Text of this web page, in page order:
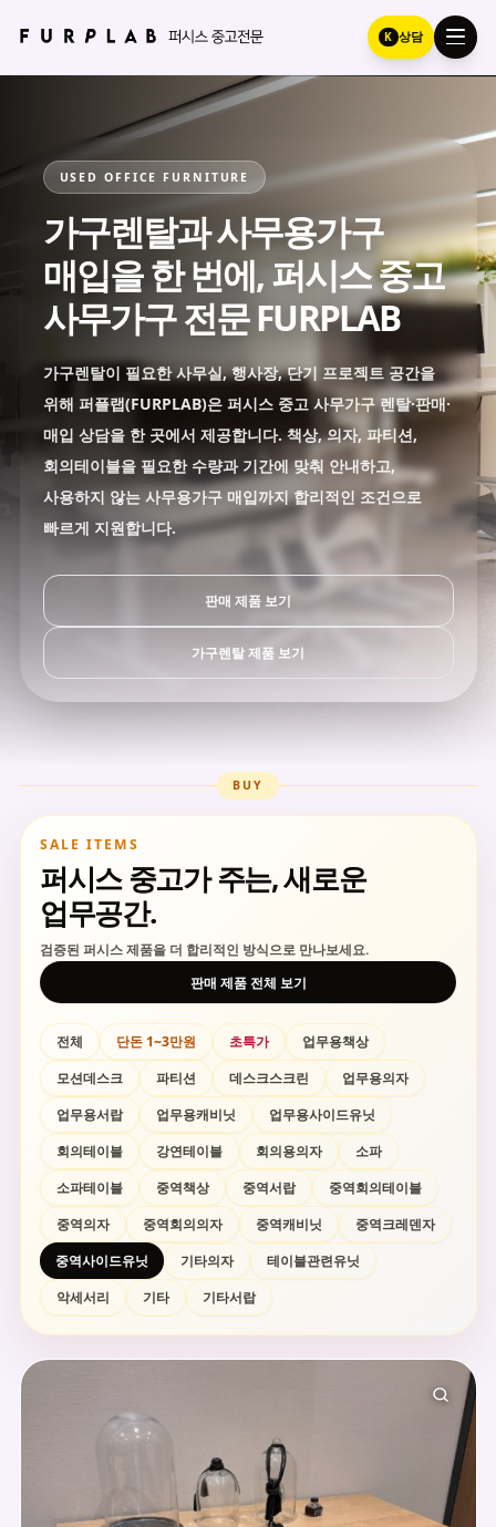
K 상담
USED OFFICE FURNITURE
가구렌탈과 사무용가구
매입을 한 번에, 퍼시스 중고
사무가구 전문 FURPLAB
가구렌탈이 필요한 사무실, 행사장, 단기 프로젝트 공간을
위해 퍼플랩(FURPLAB)은 퍼시스 중고 사무가구 렌탈·판매·
매입 상담을 한 곳에서 제공합니다. 책상, 의자, 파티션,
회의테이블을 필요한 수량과 기간에 맞춰 안내하고,
사용하지 않는 사무용가구 매입까지 합리적인 조건으로
빠르게 지원합니다.
판매 제품 보기
가구렌탈 제품 보기
BUY
SALE ITEMS
퍼시스 중고가 주는, 새로운
업무공간.
검증된 퍼시스 제품을 더 합리적인 방식으로 만나보세요.
판매 제품 전체 보기
전체 단돈 1~3만원 초특가
업무용책상
모션데스크
파티션 데스크스크린
업무용의자
업무용서랍
업무용캐비닛
업무용사이드유닛
회의테이블
강연테이블 회의용의자
소파
소파테이블
중역책상 중역서랍
중역회의테이블
중역의자
중역회의의자 중역캐비닛
중역크레덴자
중역사이드유닛
기타의자
테이블관련유닛
악세서리
기타 기타서랍